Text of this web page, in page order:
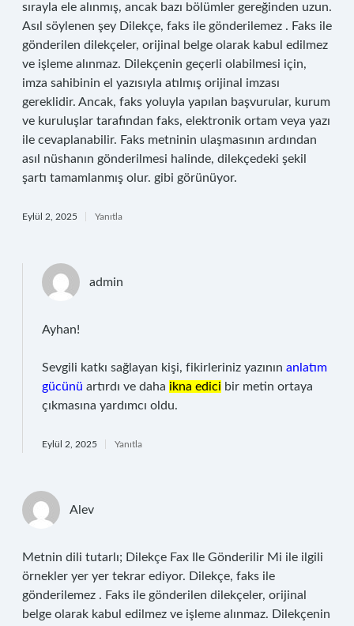
sırayla ele alınmış, ancak bazı bölümler gereğinden uzun.
Asıl söylenen şey Dilekçe, faks ile gönderilemez . Faks ile
gönderilen dilekçeler, orijinal belge olarak kabul edilmez
ve işleme alınmaz. Dilekçenin geçerli olabilmesi için,
imza sahibinin el yazısıyla atılmış orijinal imzası
gereklidir. Ancak, faks yoluyla yapılan başvurular, kurum
ve kuruluşlar tarafından faks, elektronik ortam veya yazı
ile cevaplanabilir. Faks metninin ulaşmasının ardından
asıl nüshanın gönderilmesi halinde, dilekçedeki şekil
şartı tamamlanmış olur. gibi görünüyor.
Eylül 2, 2025 Yanıtla
admin
Ayhan!
Sevgili katkı sağlayan kişi, fikirleriniz yazının anlatım
gücünü artırdı ve daha ikna edici bir metin ortaya
çıkmasına yardımcı oldu.
Eylül 2, 2025 Yanıtla
Alev
Metnin dili tutarlı; Dilekçe Fax Ile Gönderilir Mi ile ilgili
örnekler yer yer tekrar ediyor. Dilekçe, faks ile
gönderilemez . Faks ile gönderilen dilekçeler, orijinal
belge olarak kabul edilmez ve işleme alınmaz. Dilekçenin